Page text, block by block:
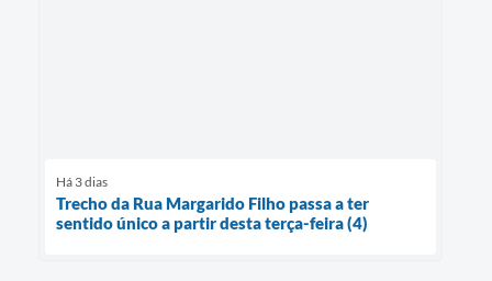
Há 3 dias
Trecho da Rua Margarido Filho passa a ter
sentido único a partir desta terça-feira (4)